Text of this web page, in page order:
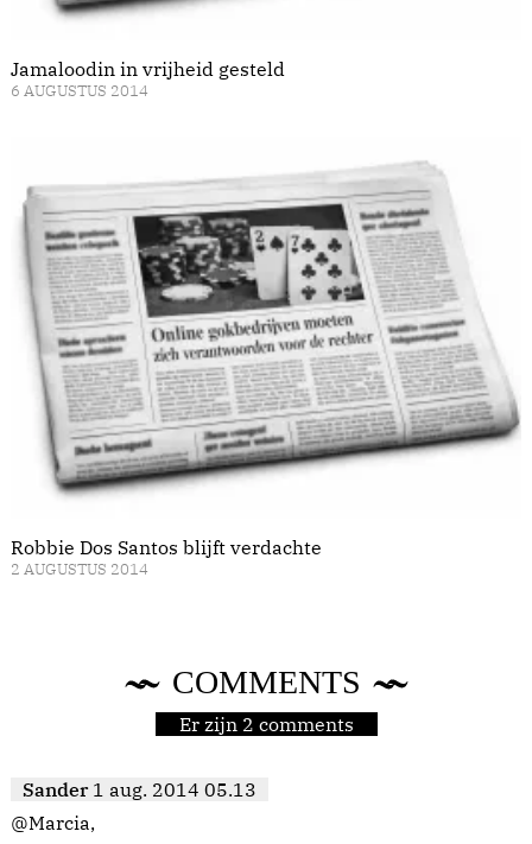
Jamaloodin in vrijheid gesteld
6 AUGUSTUS 2014
Robbie Dos Santos blijft verdachte
2 AUGUSTUS 2014
COMMENTS
Er zijn 2 comments
Sander 1 aug. 2014 05.13
@Marcia,